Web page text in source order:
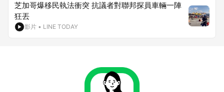
芝加哥爆移民執法衝突 抗議者對聯邦探員車輛一陣
狂丟
影片 • LINE TODAY